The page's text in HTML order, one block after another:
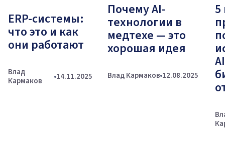
ERP-системы:
что это и как
они работают
Влад
Кармаков
14.11.2025
Почему AI-
технологии в
медтехе — это
хорошая идея
Влад Кармаков 12.08.2025
5